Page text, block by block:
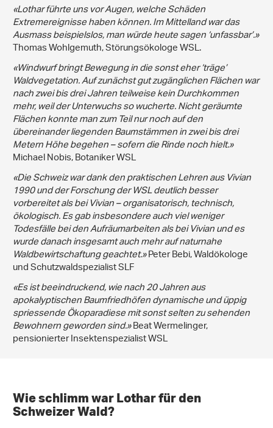
«Lothar führte uns vor Augen, welche Schäden
Extremereignisse haben können. Im Mittelland war das
Ausmass beispielslos, man würde heute sagen ‘unfassbar’.»
Thomas Wohlgemuth, Störungsökologe WSL.
«Windwurf bringt Bewegung in die sonst eher ‘träge’
Waldvegetation. Auf zunächst gut zugänglichen Flächen war
nach zwei bis drei Jahren teilweise kein Durchkommen
mehr, weil der Unterwuchs so wucherte. Nicht geräumte
Flächen konnte man zum Teil nur noch auf den
übereinander liegenden Baumstämmen in zwei bis drei
Metern Höhe begehen – sofern die Rinde noch hielt.»
Michael Nobis, Botaniker WSL
«Die Schweiz war dank den praktischen Lehren aus Vivian
1990 und der Forschung der WSL deutlich besser
vorbereitet als bei Vivian – organisatorisch, technisch,
ökologisch. Es gab insbesondere auch viel weniger
Todesfälle bei den Aufräumarbeiten als bei Vivian und es
wurde danach insgesamt auch mehr auf naturnahe
Waldbewirtschaftung geachtet.»Peter Bebi, Waldökologe
und Schutzwaldspezialist SLF
«Es ist beeindruckend, wie nach 20 Jahren aus
apokalyptischen Baumfriedhöfen dynamische und üppig
spriessende Ökoparadiese mit sonst selten zu sehenden
Bewohnern geworden sind.»Beat Wermelinger,
pensionierter Insektenspezialist WSL
Wie schlimm war Lothar für den
Schweizer Wald?